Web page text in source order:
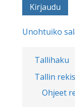
Tallihaku
Tallin
Ohjeet
Unohtuiko